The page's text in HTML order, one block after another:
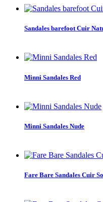
Sandales barefoot Cuir
Minni Sandales Red
Minni Sandales Nude
Fare Bare Sandales Cuir